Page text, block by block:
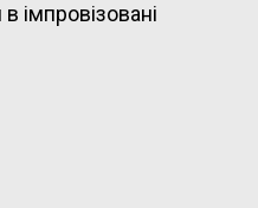
імпровізовані